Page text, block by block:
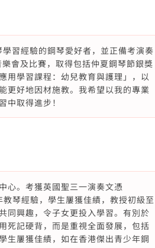
習經驗的鋼琴愛好者，並正備考演奏
會及比賽，取得包括仲夏鋼琴節銀獎
用學習課程：幼兒教育與護理」，以
更好地因材施教。我希望以我的專業
取得進步！
心。考獲英國聖三一演奏文憑
琴經驗，學生屢獲佳績，教授初級至
同興趣，令子女更投入學習。有別於
死記硬背，而是重視全面發展，包括
生屢獲佳績，如在香港傑出青少年鋼